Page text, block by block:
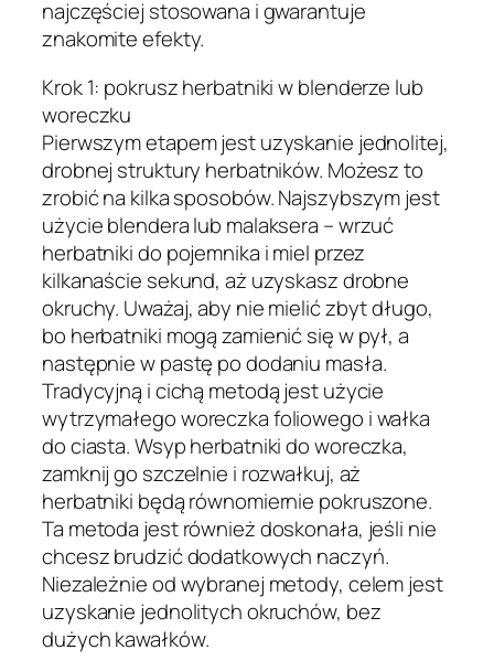
najczęściej stosowana i gwarantuje
znakomite efekty.
Krok 1: pokrusz herbatniki w blenderze lub
woreczku
Pierwszym etapem jest uzyskanie jednolitej,
drobnej struktury herbatników. Możesz to
zrobić na kilka sposobów. Najszybszym jest
użycie blendera lub malaksera – wrzuć
herbatniki do pojemnika i miel przez
kilkanaście sekund, aż uzyskasz drobne
okruchy. Uważaj, aby nie mielić zbyt długo,
bo herbatniki mogą zamienić się w pył, a
następnie w pastę po dodaniu masła.
Tradycyjną i cichą metodą jest użycie
wytrzymałego woreczka foliowego i wałka
do ciasta. Wsyp herbatniki do woreczka,
zamknij go szczelnie i rozwałkuj, aż
herbatniki będą równomiernie pokruszone.
Ta metoda jest również doskonała, jeśli nie
chcesz brudzić dodatkowych naczyń.
Niezależnie od wybranej metody, celem jest
uzyskanie jednolitych okruchów, bez
dużych kawałków.